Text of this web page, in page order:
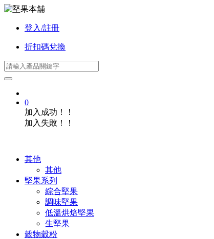
登入/註冊
折扣碼兌換
0
加入成功！！
加入失敗！！
其他
其他
堅果系列
綜合堅果
調味堅果
低溫烘焙堅果
生堅果
穀物穀粉